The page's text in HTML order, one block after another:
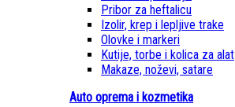
Pribor za heftalicu
Izolir, krep i lepljive trake
Olovke i markeri
Kutije, torbe i kolica za alat
Makaze, noževi, satare
Auto oprema i kozmetika